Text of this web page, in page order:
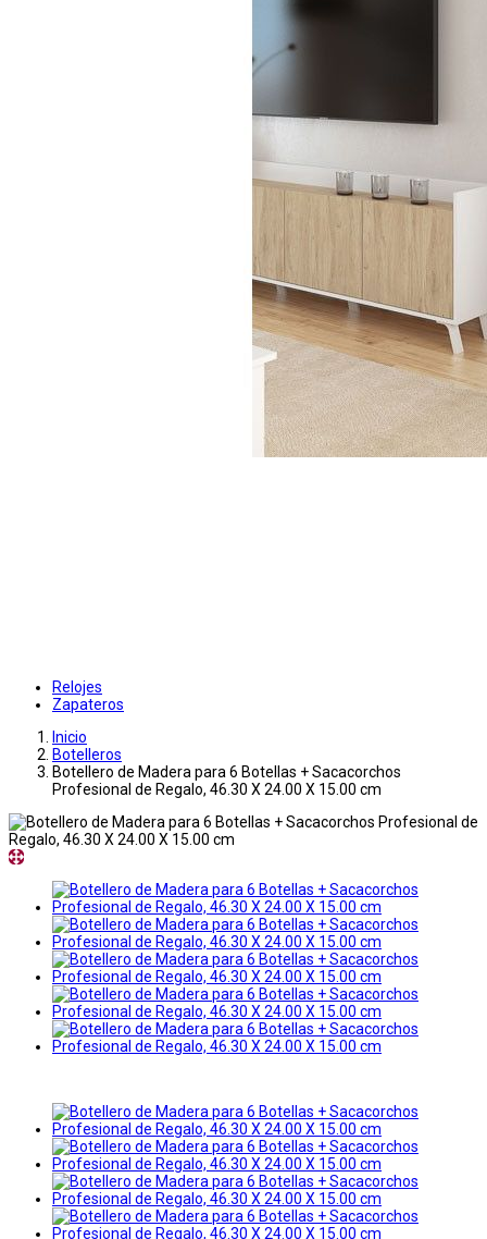
Relojes
Zapateros
Inicio
Botelleros
Botellero de Madera para 6 Botellas + Sacacorchos
Profesional de Regalo, 46.30 X 24.00 X 15.00 cm